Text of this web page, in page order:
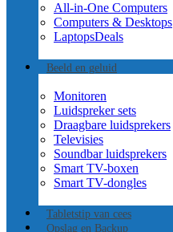
All-in-One Computers
Computers & Desktops
LaptopsDeals
Beeld en geluid
Monitoren
Luidspreker sets
Draagbare luidsprekers
Televisies
Soundbar luidsprekers
Smart TV-boxen
Smart TV-dongles
Tabletstip van cees
Opslag en Backup